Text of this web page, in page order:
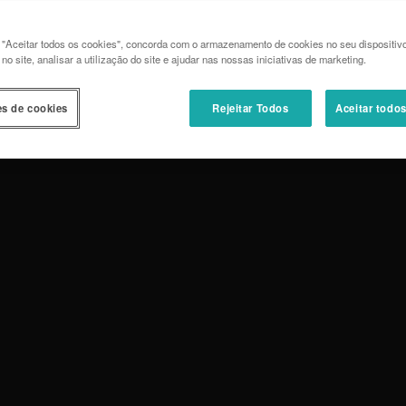
todos os cookies", concorda com o armazenamento de cookies no seu
site, analisar a utilização do site e ajudar nas nossas iniciativas de marketing.
Rejeitar Todos Aceitar
de cookies